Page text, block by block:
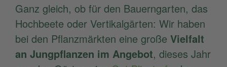
Ganz gleich, ob für den Bauerngarten, das
Hochbeete oder Vertikalgärten: Wir haben
bei den Pflanzmärkten eine große Vielfalt
an Jungpflanzen im Angebot, dieses Jahr